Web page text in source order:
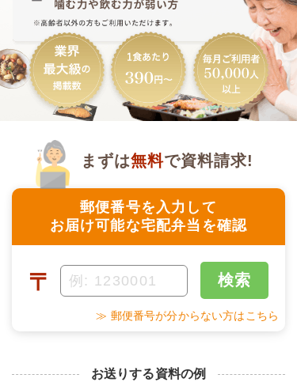
郵便番号を入力して
お届け可能な宅配弁当を確認
まずは無料で資料請求!
〒 検索
≫ 郵便番号が分からない方はこちら
お送りする資料の例